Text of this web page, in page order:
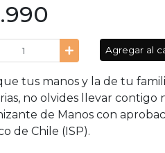
Agregar al
tus manos y la de tu
no olvides llevar contigo
de Manos con
de Chile (ISP).